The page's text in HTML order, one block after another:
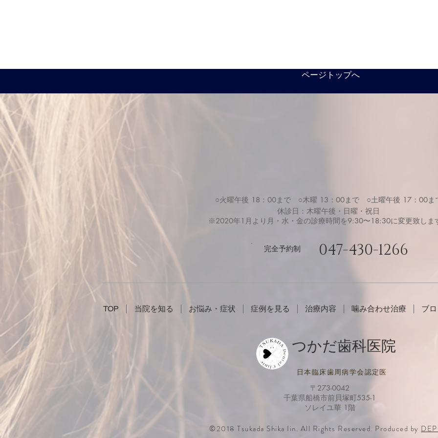
ページトップへ
○火曜午後 18：00まで ○木曜 13：00まで ○土曜午後 17：00ま
休診日：木曜午後・日曜・祝日
​※2020年1月より月・水・金の診療時間を9:30〜18:30に変更致しま
完全予約制 047-430-1266
TOP 当院を知る お悩み・症状 症例を見る 治療内容 噛み合わせ治療 ブ
つかだ歯科医院
日本臨床歯周病学会認定医
〒273-0042
千葉県船橋市前貝塚町535-1
ソレイユ華 1階
©2018 Tsukada Shika Iin. All Rights Reserved. Produced by